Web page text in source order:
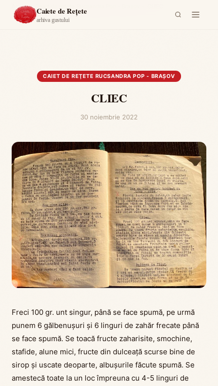
Caiete de Rețete
arhiva gustului
Acasă ›
CAIET DE REŢETE RUCSANDRA POP - BRAŞOV
CLIEC
30 noiembrie 2022
Freci 100 gr. unt singur, până se face spumă, pe urmă
punem 6 gălbenușuri şi 6 linguri de zahăr frecate până
se face spumă. Se toacă fructe zaharisite, smochine,
stafide, alune mici, fructe din dulceață scurse bine de
sirop și uscate deoparte, albușurile făcute spumă. Se
amestecă toate la un loc împreuna cu 4-5 linguri de